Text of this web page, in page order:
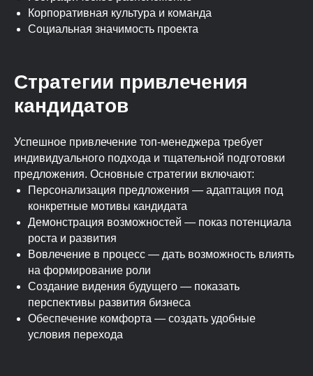
Корпоративная культура и команда
Социальная значимость проекта
Стратегии привлечения
кандидатов
Успешное привлечение топ-менеджера требует
индивидуального подхода и тщательной подготовки
предложения. Основные стратегии включают:
Персонализация предложения — адаптация под
конкретные мотивы кандидата
Демонстрация возможностей — показ потенциала
роста и развития
Вовлечение в процесс — дать возможность влиять
на формирование роли
Создание видения будущего — показать
перспективы развития бизнеса
Обеспечение комфорта — создать удобные
условия перехода
ПОДЕЛИТЬСЯ СТАТЬЕЙ